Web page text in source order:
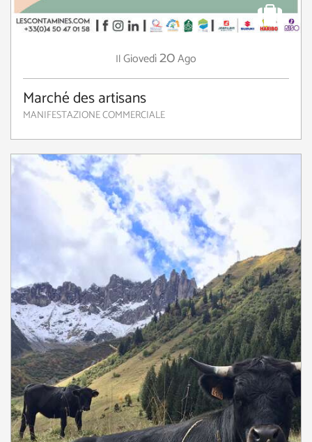
IlGiovedì20Ago
Marché des artisans
MANIFESTAZIONE COMMERCIALE